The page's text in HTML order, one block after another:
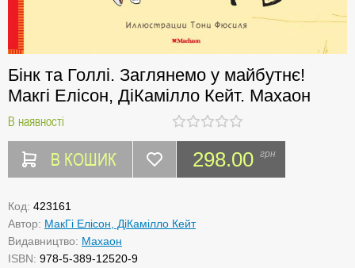
Бінк та Голлі. Заглянемо у майбутнє!
Макгі Елісон, ДіКамілло Кейт. Махаон
В наявності
В КОШИК 298.00 грн
Код: 423161
Автор: МакГі Елісон, ДіКамілло Кейт
Видавництво: Махаон
ISBN: 978-5-389-12520-9